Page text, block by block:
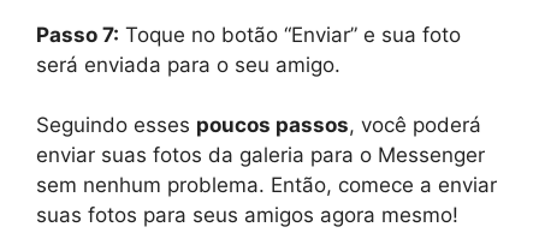
Passo 7: Toque no botão “Enviar” e sua foto
será enviada para o seu amigo.
Seguindo esses poucos passos, você poderá
enviar suas fotos da galeria para o Messenger
sem nenhum problema. Então, comece a enviar
suas fotos para seus amigos agora mesmo!